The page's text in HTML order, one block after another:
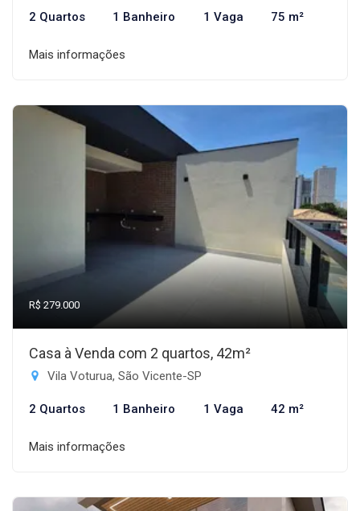
2 Quartos 1 Banheiro 1 Vaga 75 m²
Mais informações
R$ 279.000
Casa à Venda com 2 quartos, 42m²
Vila Voturua, São Vicente-SP
2 Quartos 1 Banheiro 1 Vaga 42 m²
Mais informações